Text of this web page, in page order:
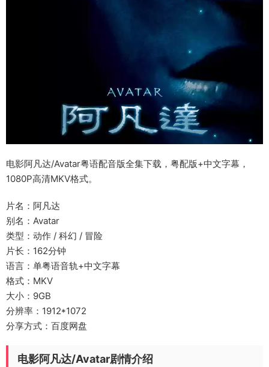
电影阿凡达/Avatar粤语配音版全集下载，粤配版+中文字幕，
1080P高清MKV格式。
片名：阿凡达
别名：Avatar
类型：动作 / 科幻 / 冒险
片长：162分钟
语言：单粤语音轨+中文字幕
格式：MKV
大小：9GB
分辨率：1912*1072
分享方式：百度网盘
电影阿凡达/Avatar剧情介绍